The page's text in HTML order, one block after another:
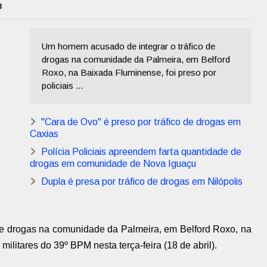
Um homem acusado de integrar o tráfico de
drogas na comunidade da Palmeira, em Belford
Roxo, na Baixada Fluminense, foi preso por
policiais ...
"Cara de Ovo" é preso por tráfico de drogas em
Caxias
Polícia Policiais apreendem farta quantidade de
drogas em comunidade de Nova Iguaçu
Dupla é presa por tráfico de drogas em Nilópolis
drogas na comunidade da Palmeira, em Belford Roxo, na
do 39º BPM nesta terça-feira (18 de abril).